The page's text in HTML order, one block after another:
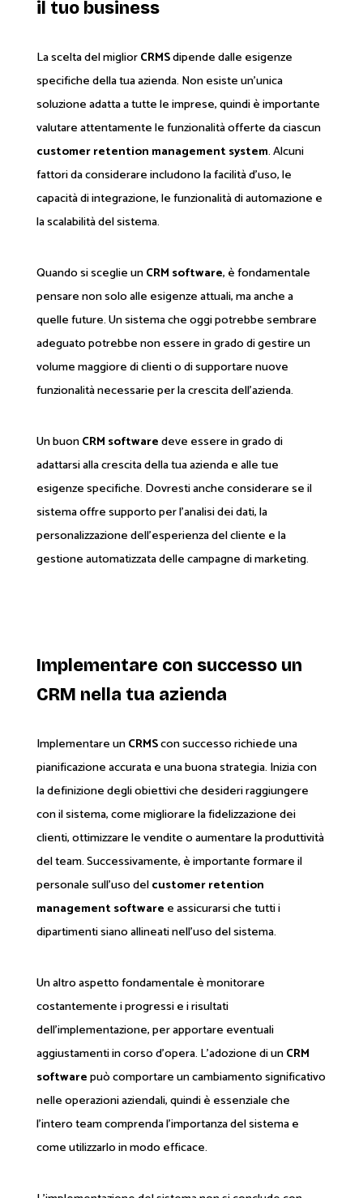
il tuo business
La scelta del migliorCRMSdipende dalle esigenze
specifiche della tua azienda. Non esiste un'unica
soluzione adatta a tutte le imprese, quindi è importante
valutare attentamente le funzionalità offerte da ciascun
customer retention management system. Alcuni
fattori da considerare includono la facilità d'uso, le
capacità di integrazione, le funzionalità di automazione e
la scalabilità del sistema.
Quando si sceglie unCRM software, è fondamentale
pensare non solo alle esigenze attuali, ma anche a
quelle future. Un sistema che oggi potrebbe sembrare
adeguato potrebbe non essere in grado di gestire un
volume maggiore di clienti o di supportare nuove
funzionalità necessarie per la crescita dell'azienda.
Un buonCRM softwaredeve essere in grado di
adattarsi alla crescita della tua azienda e alle tue
esigenze specifiche. Dovresti anche considerare se il
sistema offre supporto per l'analisi dei dati, la
personalizzazione dell'esperienza del cliente e la
gestione automatizzata delle campagne di marketing.
Implementare con successo un
CRM nella tua azienda
Implementare unCRMScon successo richiede una
pianificazione accurata e una buona strategia. Inizia con
la definizione degli obiettivi che desideri raggiungere
con il sistema, come migliorare la fidelizzazione dei
clienti, ottimizzare le vendite o aumentare la produttività
del team. Successivamente, è importante formare il
personale sull'uso delcustomer retention
management software e assicurarsi che tutti i
dipartimenti siano allineati nell'uso del sistema.
Un altro aspetto fondamentale è monitorare
costantemente i progressi e i risultati
dell'implementazione, per apportare eventuali
aggiustamenti in corso d'opera. L'adozione di unCRM
softwarepuò comportare un cambiamento significativo
nelle operazioni aziendali, quindi è essenziale che
l'intero team comprenda l'importanza del sistema e
come utilizzarlo in modo efficace.